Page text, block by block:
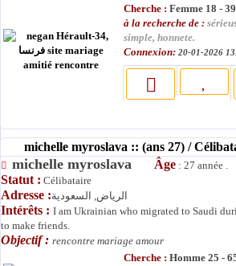
Cherche : Femme 18 - 39
à la recherche de :
simple, honnete.
Connexion: 20-01-2026
michelle myroslava :: (ans 27) /
michelle myroslava Âge : 27 année .
Statut : Célibataire
Adresse :الرياض, السعودية
Intérêts : I am Ukrainian who migrated to Saudi
to make friends.
Objectif : rencontre mariage amour
Cherche : Homme 25 -